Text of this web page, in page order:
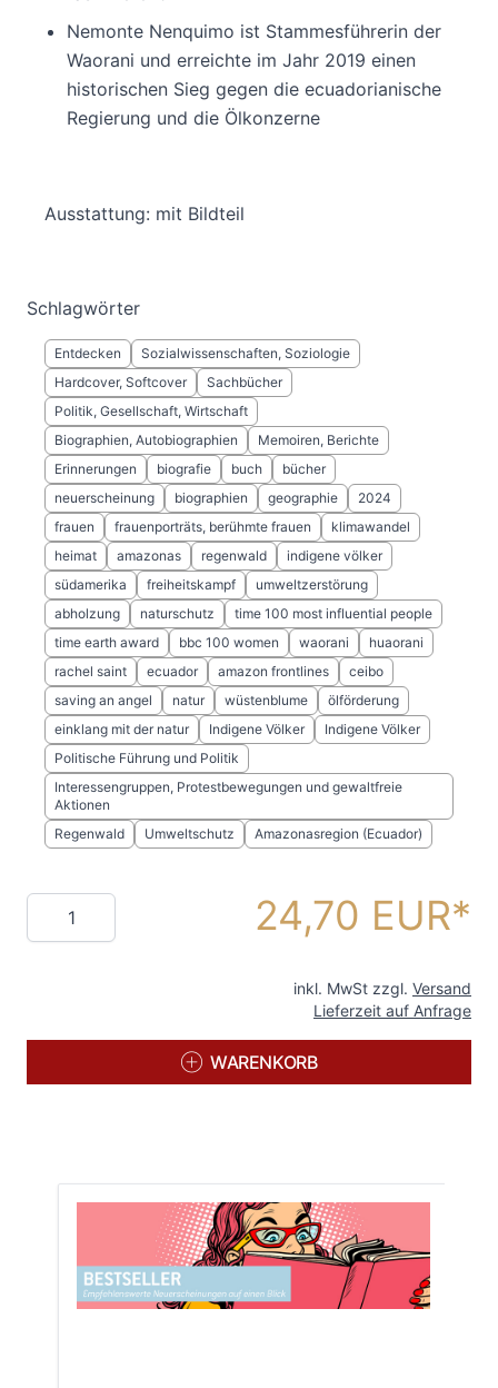
Nemonte Nenquimo ist Stammesführerin der
Waorani und erreichte im Jahr 2019 einen
historischen Sieg gegen die ecuadorianische
Regierung und die Ölkonzerne
Ausstattung: mit Bildteil
Schlagwörter
Entdecken
Sozialwissenschaften, Soziologie
Hardcover, Softcover
Sachbücher
Politik, Gesellschaft, Wirtschaft
Biographien, Autobiographien
Memoiren, Berichte
Erinnerungen
biografie buch
bücher
neuerscheinung
biographien geographie
2024
frauen
frauenporträts, berühmte frauen
klimawandel
heimat
amazonas regenwald
indigene völker
südamerika
freiheitskampf
umweltzerstörung
abholzung
naturschutz
time 100 most influential people
time earth award
bbc 100 women waorani
huaorani
rachel saint
ecuador amazon frontlines
ceibo
saving an angel
natur wüstenblume
ölförderung
einklang mit der natur
Indigene Völker
Indigene Völker
Politische Führung und Politik
Interessengruppen, Protestbewegungen und gewaltfreie
Aktionen
Regenwald
Umweltschutz Amazonasregion (Ecuador)
Menge 24,70 EUR
inkl. MwSt zzgl. Versand
Lieferzeit auf Anfrage
WARENKORB